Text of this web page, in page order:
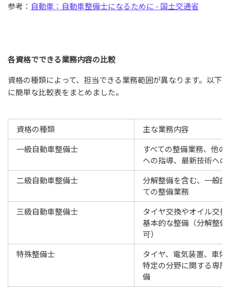
参考： 自動車：自動車整備士になるために - 国土交通省
各資格でできる業務内容の比較
資格の種類によって、担当できる業務範囲が異なります。以下
に簡単な比較表をまとめました。
資格の種類
主な業務内容
一級自動車整備士
すべての整備業務、他の
への指導、最新技術への
二級自動車整備士
分解整備を含む、一般的
ての整備業務
三級自動車整備士
タイヤ交換やオイル交換
基本的な整備（分解整備
可）
特殊整備士
タイヤ、電気装置、車体
特定の分野に関する専門
備